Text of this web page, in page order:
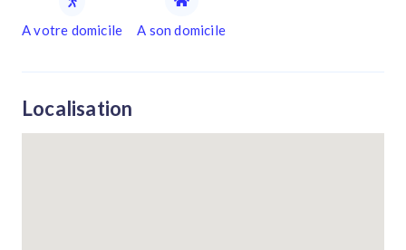
A votre domicile A son domicile
Localisation